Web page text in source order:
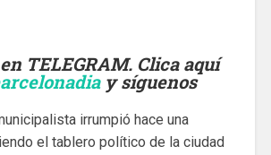
TELEGRAM. Clica aquí
y síguenos
irrumpió hace una
el tablero político de la ciudad